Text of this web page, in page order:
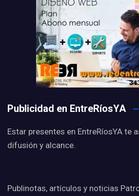
Publicidad en EntreRíosYA
Estar presentes en EntreRíosYA te
difusión y alcance.
Publinotas, artículos y noticias